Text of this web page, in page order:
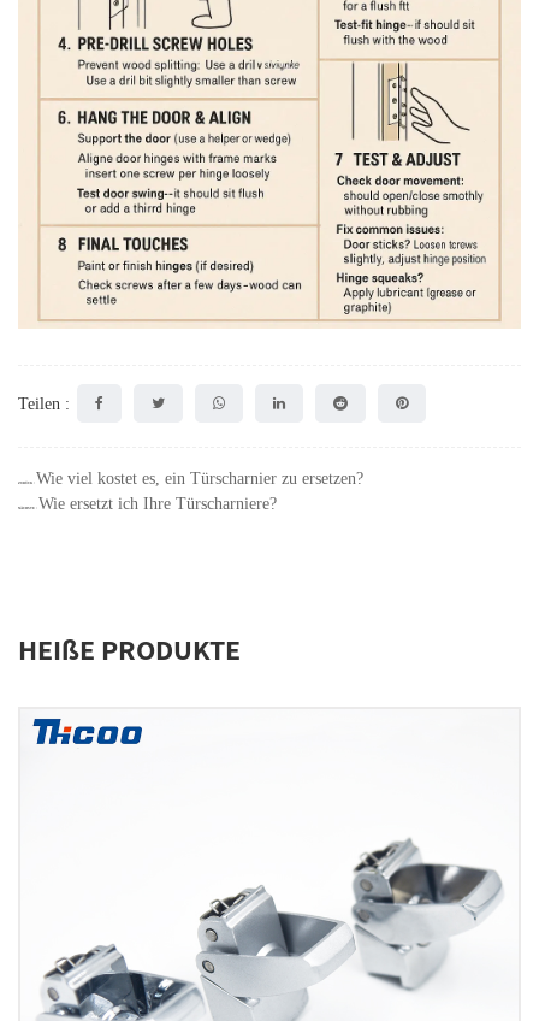
Teilen :
ZURÜCK： Wie viel kostet es, ein Türscharnier zu ersetzen?
NÄCHSTE： Wie ersetzt ich Ihre Türscharniere?
HEIßE PRODUKTE